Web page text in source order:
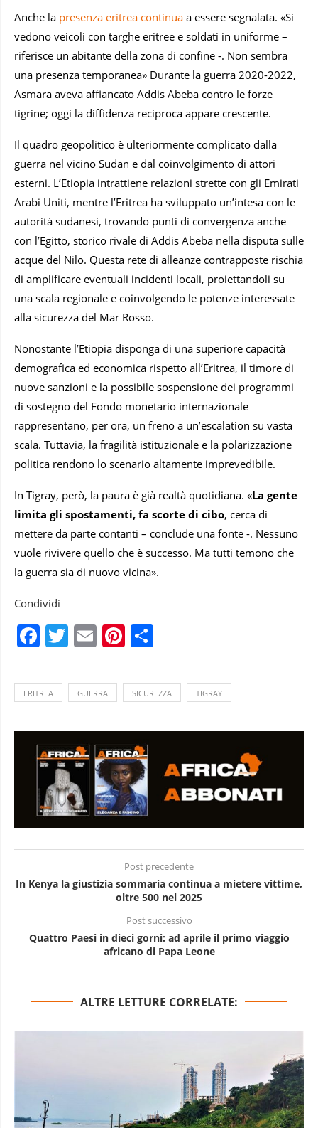
Anche la presenza eritrea continua a essere segnalata. «Si
vedono veicoli con targhe eritree e soldati in uniforme –
riferisce un abitante della zona di confine -. Non sembra
una presenza temporanea» Durante la guerra 2020-2022,
Asmara aveva affiancato Addis Abeba contro le forze
tigrine; oggi la diffidenza reciproca appare crescente.
Il quadro geopolitico è ulteriormente complicato dalla
guerra nel vicino Sudan e dal coinvolgimento di attori
esterni. L’Etiopia intrattiene relazioni strette con gli Emirati
Arabi Uniti, mentre l’Eritrea ha sviluppato un’intesa con le
autorità sudanesi, trovando punti di convergenza anche
con l’Egitto, storico rivale di Addis Abeba nella disputa sulle
acque del Nilo. Questa rete di alleanze contrapposte rischia
di amplificare eventuali incidenti locali, proiettandoli su
una scala regionale e coinvolgendo le potenze interessate
alla sicurezza del Mar Rosso.
Nonostante l’Etiopia disponga di una superiore capacità
demografica ed economica rispetto all’Eritrea, il timore di
nuove sanzioni e la possibile sospensione dei programmi
di sostegno del Fondo monetario internazionale
rappresentano, per ora, un freno a un’escalation su vasta
scala. Tuttavia, la fragilità istituzionale e la polarizzazione
politica rendono lo scenario altamente imprevedibile.
In Tigray, però, la paura è già realtà quotidiana. «La gente
limita gli spostamenti, fa scorte di cibo, cerca di
mettere da parte contanti – conclude una fonte -. Nessuno
vuole rivivere quello che è successo. Ma tutti temono che
la guerra sia di nuovo vicina».
Condividi
Facebook
Twitter
EmailPinterest
ERITREA GUERRA SICUREZZA TIGRAY
Post precedente
In Kenya la giustizia sommaria continua a mietere vittime,
oltre 500 nel 2025
Post successivo
Quattro Paesi in dieci gorni: ad aprile il primo viaggio
africano di Papa Leone
ALTRE LETTURE CORRELATE: